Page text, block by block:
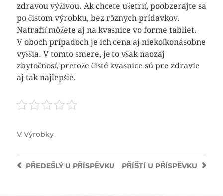
zdravou výživou. Ak chcete ušetriť, poobzerajte sa
po čistom výrobku, bez rôznych prídavkov.
Natrafiť môžete aj na kvasnice vo forme tabliet.
V oboch prípadoch je ich cena aj niekoľkonásobne
vyššia. V tomto smere, je to však naozaj
zbytočnosť, pretože čisté kvasnice sú pre zdravie
aj tak najlepšie.
V Výrobky
PŘÍŠTÍ U PŘÍSPĚVKU
PŘEDEŠLÝU PŘÍSPĚVKU